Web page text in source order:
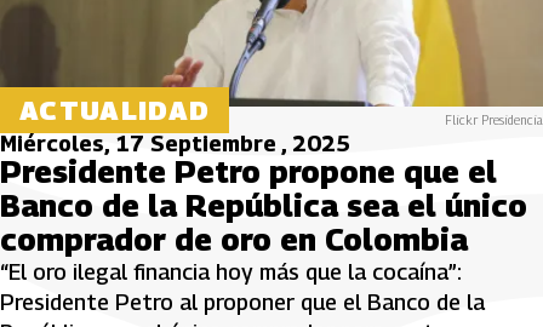
ACTUALIDAD Flickr Presidencia
Miércoles, 17 Septiembre , 2025
Presidente Petro propone que el
Banco de la República sea el único
comprador de oro en Colombia
“El oro ilegal financia hoy más que la cocaína”:
Presidente Petro al proponer que el Banco de la